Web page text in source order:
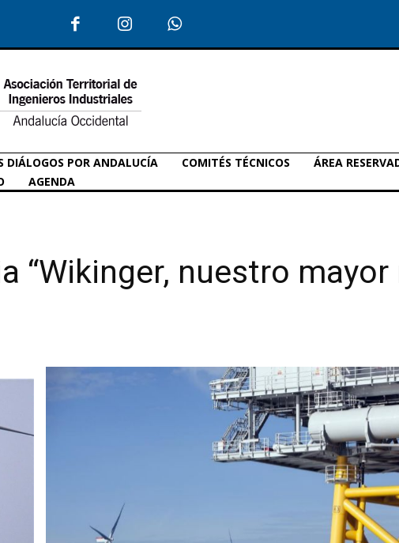
DIÁLOGOS POR ANDALUCÍA COMITÉS TÉCNICOS
ÁREA
AGENDA
“Wikinger, nuestro mayor